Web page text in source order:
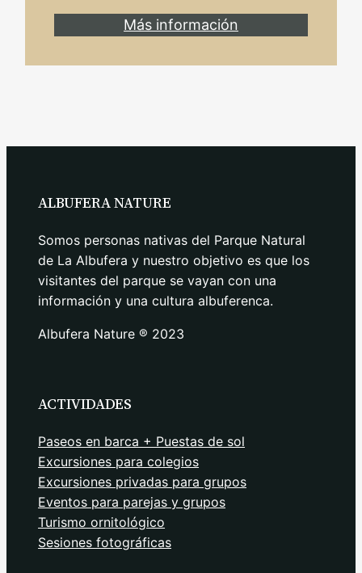
Más información
ALBUFERA NATURE
Somos personas nativas del Parque Natural
de La Albufera y nuestro objetivo es que los
visitantes del parque se vayan con una
información y una cultura albuferenca.
Albufera Nature ® 2023
ACTIVIDADES
Paseos en barca + Puestas de sol
Excursiones para colegios
Excursiones privadas para grupos
Eventos para parejas y grupos
Turismo ornitológico
Sesiones fotográficas